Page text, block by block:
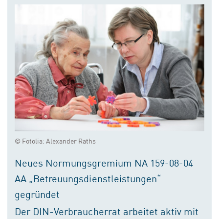
© Fotolia: Alexander Raths
Neues Normungsgremium NA 159-08-04
AA „Betreuungsdienstleistungen“
gegründet
Der DIN-Verbraucherrat arbeitet aktiv mit